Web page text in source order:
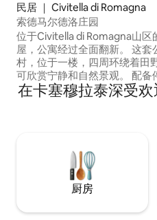
民居 ｜ Civitella di Romagna
索德马尔德洛庄园
位于Civitella di Romagna山区
屋，公寓经过全面翻新。 这套公寓位于乡
村，位于一楼，四周环绕着田
可欣赏宁静和自然景观。 配备停车场，距
离弗利（Forlì）30公里，距离
埃拉（Romagna Riviera）50
Forests park）的里德拉科利
大坝23公里。 距离奇维泰拉市
在卡塞穆拉泰深受
厨房